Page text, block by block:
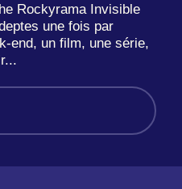
Rockyrama Invisible
une fois par
end, un film, une série,